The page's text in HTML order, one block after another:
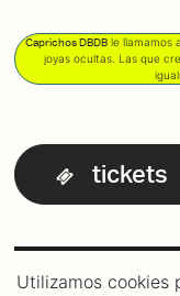
Caprichos DBDB le llamamos
joyas ocultas. Las que
tickets
Utilizamos cookies